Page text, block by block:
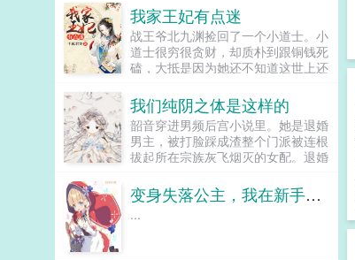
朱元璋老三，咱轻徭薄赋，可曾亏待
百姓？朱棡呵呵，天下穷苦唯有百
姓，若连田亩都没有，何以轻徭薄
赋，而百姓仍是水生火热！朱元璋我
明？朱棡呵呵，不改革弊端，若是一
昧杀杀杀，你哪怕是将天下官员全部
杀干净，又能如何？朱元璋我为你们
封王赐藩，就是为了让你们永享荣华
富贵，可曾对不起你们？朱棡呵呵，
物极必反，国亡族灭！逆子！朱元璋
怒喝道。呵呵，爹，论治国，你真不
行。朱棡淡然道。是夜，朱元璋留晋
烂牌的苏清月丝毫不慌，看她一手医
术，一手萌宝，将欺辱之人打的落花
流水，桃花更是朵朵开。只是这不知
从哪冒出来的男人突然堵在门边，直
称她是他自己夫君。某日。小团子指
聘礼又来了！...
我家王妃有点迷
战王爷北九渊捡回了一个小道士。小
道士很穷很贪财，却质朴到跟铜钱死
磕，大抵是因为她还不知道这世上还
看她无数次穷得把自己的铜钱剑拆了
补补了拆，三观有点崩。...
我们纯阴之体是这样的
韶音穿进男频后宫小说里。她是退婚
男主，被打脸踩成渣整个门派被连根
拔起所在宗族灰飞烟灭的女配。退婚
清白白的好汉一条，前程光明，未来
无限。但既然他这么记恨N多年后。
龙傲天男主我知道是我配不上你，但
变身失落公主，我在新手村卖核弹
...